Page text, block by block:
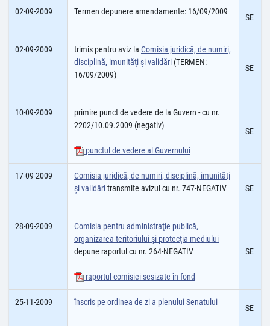
02-09-2009 Termen depunere amendamente: 16/09/2009
SE
02-09-2009 trimis pentru aviz la Comisia juridică, de numiri,
disciplină, imunităţi şi validări (TERMEN:
16/09/2009)
SE
10-09-2009
primire punct de vedere de la Guvern - cu nr.
2202/10.09.2009 (negativ)
punctul de vedere al Guvernului
SE
17-09-2009
Comisia juridică, de numiri, disciplină, imunităţi
şi validăritransmite avizul cu nr. 747-NEGATIV SE
28-09-2009
Comisia pentru administraţie publică,
organizarea teritoriului şi protecţia mediului
depune raportul cu nr. 264-NEGATIV
raportul comisiei sesizate în fond
SE
25-11-2009 înscris pe ordinea de zi a plenului Senatului
SE